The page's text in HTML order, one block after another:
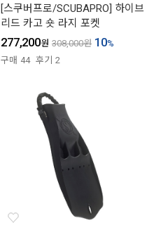
[스쿠버프로/SCUBAPRO] 하이브
리드 카고 숏 라지 포켓
277,200원 308,000원 10%
구매 44 후기 2